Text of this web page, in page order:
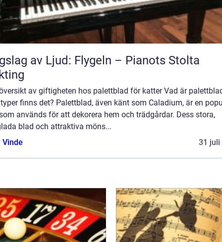
av Ljud: Flygeln – Pianots Stolta
av giftigheten hos palettblad för katter Vad är
finns det? Palettblad, även känt som Caladium, är en
används för att dekorera hem och trädgårdar. Dess stora,
blad och attraktiva möns...
Vinde
31 juli